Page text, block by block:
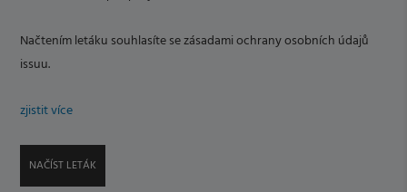
Načtením letáku souhlasíte se zásadami ochrany osobních údajů
issuu.
zjistit více
NAČÍST LETÁK